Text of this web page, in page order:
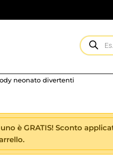
neonato divertenti
è GRATIS! Sconto